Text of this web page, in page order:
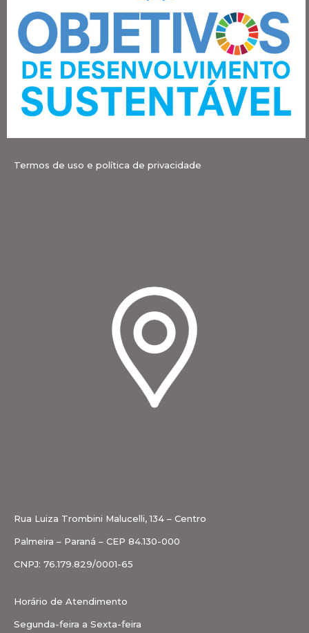
Termos de uso e política de privacidade
Rua Luiza Trombini Malucelli, 134 – Centro
Palmeira – Paraná – CEP 84.130-000
CNPJ: 76.179.829/0001-65
Horário de Atendimento
Segunda-feira a Sexta-feira